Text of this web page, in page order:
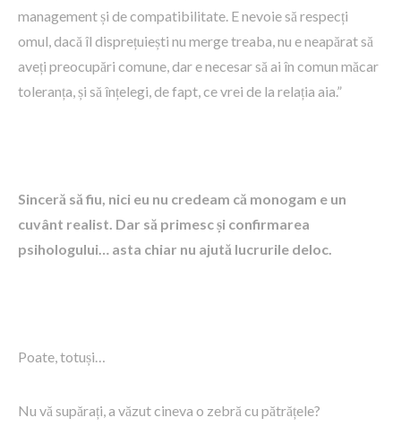
management și de compatibilitate. E nevoie să respecți
omul, dacă îl disprețuiești nu merge treaba, nu e neapărat să
aveți preocupări comune, dar e necesar să ai în comun măcar
toleranța, și să înțelegi, de fapt, ce vrei de la relația aia.”
Sinceră să fiu, nici eu nu credeam că monogam e un
cuvânt realist. Dar să primesc și confirmarea
psihologului… asta chiar nu ajută lucrurile deloc.
Poate, totuși…
Nu vă supărați, a văzut cineva o zebră cu pătrățele?